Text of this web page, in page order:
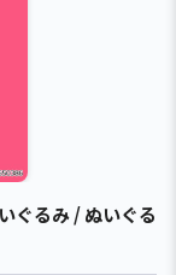
ぐるみ / ぬいぐる